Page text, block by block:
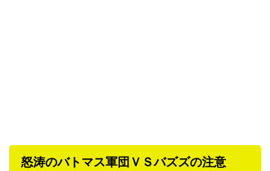
怒涛のバトマス軍団ＶＳバズズの注意